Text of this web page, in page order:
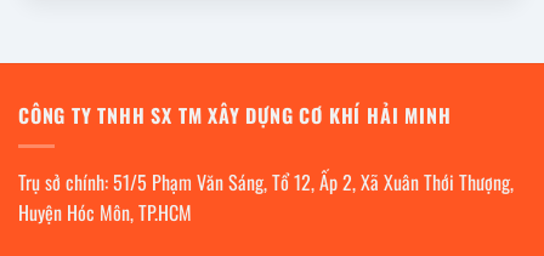
CÔNG TY TNHH SX TM XÂY DỰNG CƠ KHÍ HẢI MINH
Trụ sở chính: 51/5 Phạm Văn Sáng, Tổ 12, Ấp 2, Xã Xuân Thới Thượng,
Huyện Hóc Môn, TP.HCM